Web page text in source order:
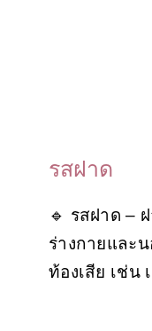
รสฝาด
🔹 รสฝาด –
ร่างกายและ
ท้องเสีย เช่น